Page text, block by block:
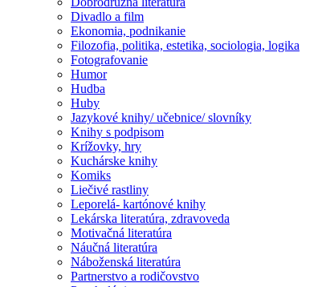
Divadlo a film
Ekonomia, podnikanie
Filozofia, politika, estetika, sociologia, logika
Fotografovanie
Humor
Hudba
Huby
Jazykové knihy/ učebnice/ slovníky
Knihy s podpisom
Krížovky, hry
Kuchárske knihy
Komiks
Liečivé rastliny
Leporelá- kartónové knihy
Lekárska literatúra, zdravoveda
Motivačná literatúra
Náučná literatúra
Náboženská literatúra
Partnerstvo a rodičovstvo